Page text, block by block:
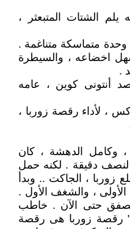
الشتات المتبعثر ،
متماسكة متناغمة .
اخضاعه ، والسيطرة
.
أنتونى كوين ، عامه
، لأداء رقصة زوربا ،
وكامل الدهشة ، كان
لنصف دقيقة . لكنه حمل
زوربا ، الجاكت .. وبدأ
، والشغف الأول .
حتى الآن . خاطب
: " رقصة زوربا هى رقصة